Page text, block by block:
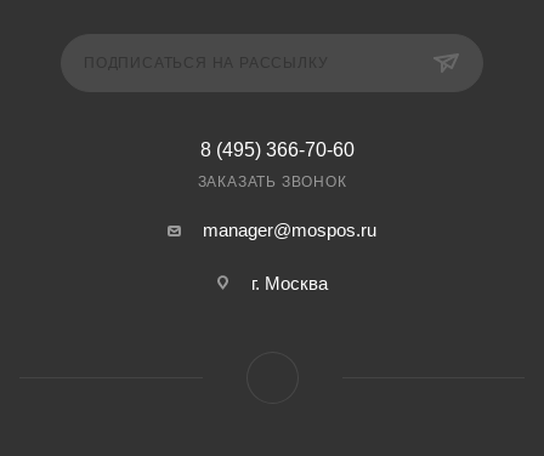
8 (495) 366-70-60
ЗАКАЗАТЬ ЗВОНОК
manager@mospos.ru
г. Москва